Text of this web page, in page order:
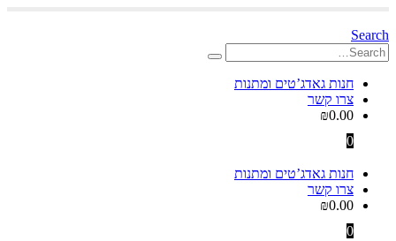
Search
חנות גאדג’טים ומתנות
צרו קשר
₪0.00
0
חנות גאדג’טים ומתנות
צרו קשר
₪0.00
0